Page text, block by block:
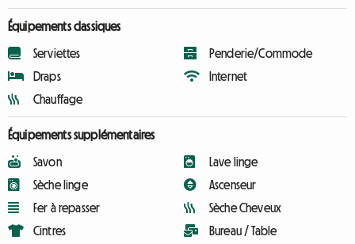
Équipements classiques
Serviettes
Draps
Chauffage
Penderie/Commode
Internet
Équipements supplémentaires
Savon
Sèche linge
Fer à repasser
Cintres
Lave linge
Ascenseur
Sèche Cheveux
Bureau / Table